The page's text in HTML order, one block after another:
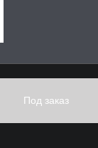
Под заказ